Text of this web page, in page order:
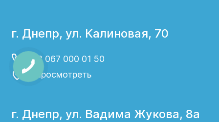
г. Днепр, ул. Калиновая, 70
+38 067 000 01 50
Просмотреть
г. Днепр, ул. Вадима Жукова, 8а